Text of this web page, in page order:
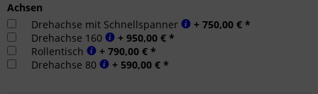
Achsen
Drehachse mit Schnellspanner
+ 750,00 € *
Drehachse 160
+ 950,00 € *
Rollentisch
+ 790,00 € *
Drehachse 80
+ 590,00 € *